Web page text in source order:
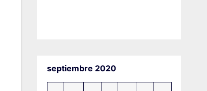
septiembre 2020